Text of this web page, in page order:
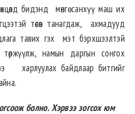
бидэнд мөнгө санхүү маш их
төсөв танагдаж, ахмадууд
тавих гэх мэт бэрхшээлтэй
намын даргын сонгох
харлуулах байдлаар битгийг
болно. Хэрвээ зогсох юм